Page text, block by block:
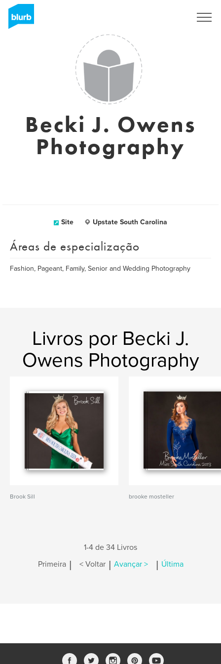
Becki J. Owens
Photography
Site Upstate South Carolina
Áreas de especialização
Fashion, Pageant, Family, Senior and Wedding Photography
Livros por Becki J.
Owens Photography
Brook Sill brooke mosteller
1-4 de 34 Livros
Primeira | < Voltar | Avançar > | Última